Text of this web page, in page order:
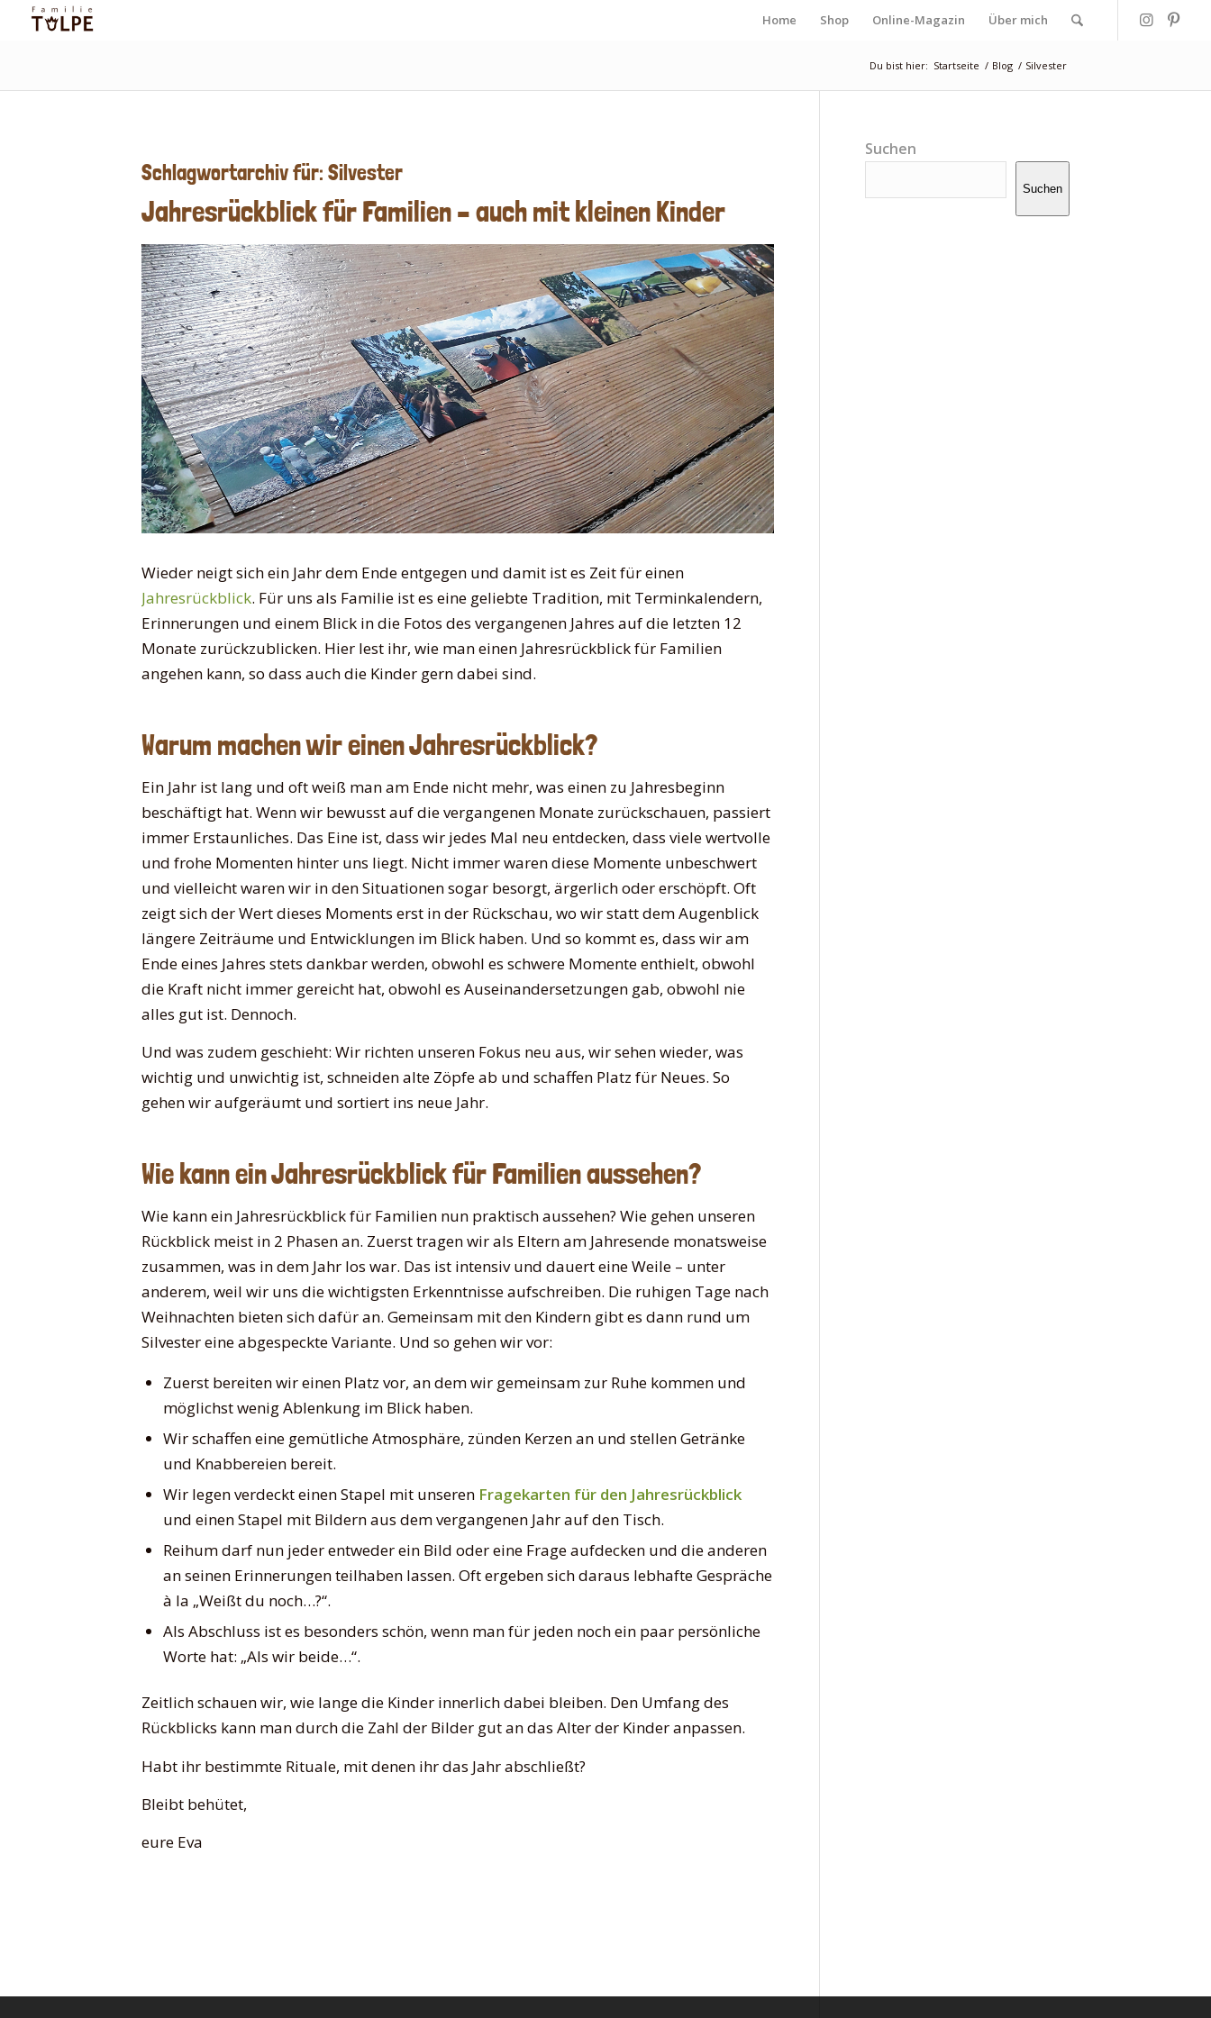
Home Shop Online-Magazin Über mich
Du bist hier: Startseite / Blog / Silvester
Schlagwortarchiv für: Silvester
Jahresrückblick für Familien – auch mit kleinen Kinder
Wieder neigt sich ein Jahr dem Ende entgegen und damit ist es Zeit für einen
Jahresrückblick. Für uns als Familie ist es eine geliebte Tradition, mit Terminkalendern,
Erinnerungen und einem Blick in die Fotos des vergangenen Jahres auf die letzten 12
Monate zurückzublicken. Hier lest ihr, wie man einen Jahresrückblick für Familien
angehen kann, so dass auch die Kinder gern dabei sind.
Warum machen wir einen Jahresrückblick?
Ein Jahr ist lang und oft weiß man am Ende nicht mehr, was einen zu Jahresbeginn
beschäftigt hat. Wenn wir bewusst auf die vergangenen Monate zurückschauen, passiert
immer Erstaunliches. Das Eine ist, dass wir jedes Mal neu entdecken, dass viele wertvolle
und frohe Momenten hinter uns liegt. Nicht immer waren diese Momente unbeschwert
und vielleicht waren wir in den Situationen sogar besorgt, ärgerlich oder erschöpft. Oft
zeigt sich der Wert dieses Moments erst in der Rückschau, wo wir statt dem Augenblick
längere Zeiträume und Entwicklungen im Blick haben. Und so kommt es, dass wir am
Ende eines Jahres stets dankbar werden, obwohl es schwere Momente enthielt, obwohl
die Kraft nicht immer gereicht hat, obwohl es Auseinandersetzungen gab, obwohl nie
alles gut ist. Dennoch.
Und was zudem geschieht: Wir richten unseren Fokus neu aus, wir sehen wieder, was
wichtig und unwichtig ist, schneiden alte Zöpfe ab und schaffen Platz für Neues. So
gehen wir aufgeräumt und sortiert ins neue Jahr.
Wie kann ein Jahresrückblick für Familien aussehen?
Wie kann ein Jahresrückblick für Familien nun praktisch aussehen? Wie gehen unseren
Rückblick meist in 2 Phasen an. Zuerst tragen wir als Eltern am Jahresende monatsweise
zusammen, was in dem Jahr los war. Das ist intensiv und dauert eine Weile – unter
anderem, weil wir uns die wichtigsten Erkenntnisse aufschreiben. Die ruhigen Tage nach
Weihnachten bieten sich dafür an. Gemeinsam mit den Kindern gibt es dann rund um
Silvester eine abgespeckte Variante. Und so gehen wir vor:
Zuerst bereiten wir einen Platz vor, an dem wir gemeinsam zur Ruhe kommen und
möglichst wenig Ablenkung im Blick haben.
Wir schaffen eine gemütliche Atmosphäre, zünden Kerzen an und stellen Getränke
und Knabbereien bereit.
Wir legen verdeckt einen Stapel mit unseren Fragekarten für den Jahresrückblick
und einen Stapel mit Bildern aus dem vergangenen Jahr auf den Tisch.
Reihum darf nun jeder entweder ein Bild oder eine Frage aufdecken und die anderen
an seinen Erinnerungen teilhaben lassen. Oft ergeben sich daraus lebhafte Gespräche
à la „Weißt du noch…?“.
Als Abschluss ist es besonders schön, wenn man für jeden noch ein paar persönliche
Worte hat: „Als wir beide…“.
Zeitlich schauen wir, wie lange die Kinder innerlich dabei bleiben. Den Umfang des
Rückblicks kann man durch die Zahl der Bilder gut an das Alter der Kinder anpassen.
Habt ihr bestimmte Rituale, mit denen ihr das Jahr abschließt?
Bleibt behütet,
eure Eva
Suchen
Suchen